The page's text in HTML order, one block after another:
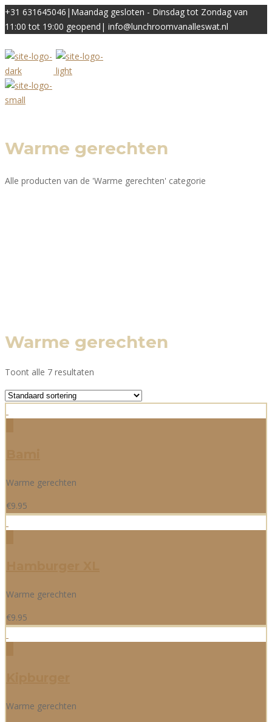
+31 631645046 | Maandag gesloten - Dinsdag tot Zondag van
11:00 tot 19:00 geopend | info@lunchroomvanalleswat.nl
Warme gerechten
Alle producten van de 'Warme gerechten' categorie
Warme gerechten
Toont alle 7 resultaten
Warme gerechten
€9.95
Warme gerechten
€9.95
Warme gerechten